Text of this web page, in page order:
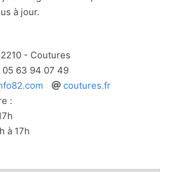
à jour.
- Coutures
Télécopie
05 63 94 07 49
Site
coutures.fr
:
à 17h